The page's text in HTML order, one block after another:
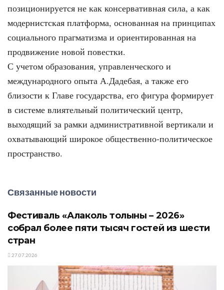
позиционируется не как консервативная сила, а как
модернистская платформа, основанная на принципах
социального прагматизма и ориентированная на
продвижение новой повестки.
С учетом образования, управленческого и
международного опыта А.Дадебая, а также его
близости к Главе государства, его фигура формирует
в системе влиятельный политический центр,
выходящий за рамки административной вертикали и
охватывающий широкое общественно-политическое
пространство.
Связанные новости
Фестиваль «Алаколь толқыны – 2026»
собрал более пяти тысяч гостей из шести
стран
27.07.2026